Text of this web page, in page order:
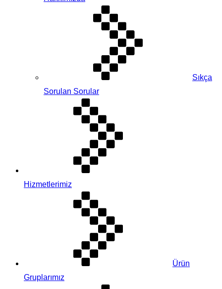
Sıkça
Sorulan Sorular
Hizmetlerimiz
Ürün
Gruplarımız